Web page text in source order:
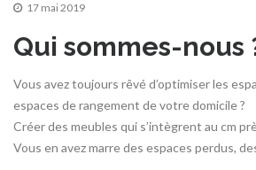
17 mai 2019
Qui sommes-nous
Vous avez toujours rêvé d’optimiser les
espaces de rangement de votre domicile ?
Créer des meubles qui s’intègrent au cm
Vous en avez marre des espaces perdus,